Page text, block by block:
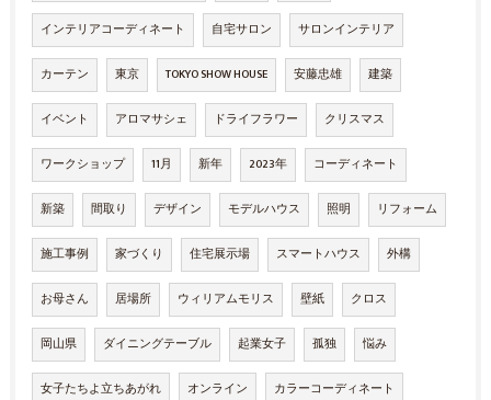
インテリアコーディネート 自宅サロン サロンインテリア
カーテン 東京 TOKYO SHOW HOUSE 安藤忠雄 建築
イベント アロマサシェ ドライフラワー クリスマス
ワークショップ 11月 新年 2023年 コーディネート
新築 間取り デザイン モデルハウス 照明 リフォーム
施工事例 家づくり 住宅展示場 スマートハウス 外構
お母さん 居場所 ウィリアムモリス 壁紙 クロス
岡山県 ダイニングテーブル 起業女子 孤独 悩み
女子たちよ立ちあがれ オンライン カラーコーディネート